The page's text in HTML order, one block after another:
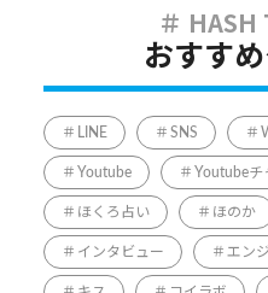
おすす
LINE SNS
Youtube Youtubeチ
ほくろ占い ほのか
インタビュー エン